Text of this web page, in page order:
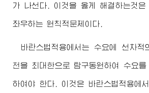
가 나선다. 이것을 옳게 해결하는것은
좌우하는 원칙적문제이다.
바란스법적용에서는 수요에 선차적
천을 최대한으로 탐구동원하여 수요
하여야 한다. 이것은 바란스법적용에